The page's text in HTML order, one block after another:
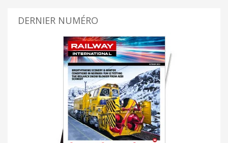
DERNIER NUMÉRO